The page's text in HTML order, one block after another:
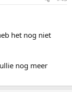
het nog niet
nog meer